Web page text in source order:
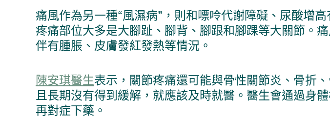
痛風作為另一種“風濕病”，則和嘌呤代謝障礙、尿酸增
疼痛部位大多是大腳趾、腳背、腳跟和腳踝等大關節。
伴有腫脹、皮膚發紅發熱等情況。
陳安琪醫生表示，關節疼痛還可能與骨性關節炎、骨折
且長期沒有得到緩解，就應該及時就醫。醫生會通過身
再對症下藥。